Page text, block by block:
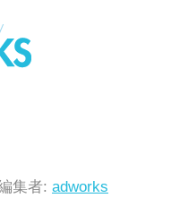
集者: adworks